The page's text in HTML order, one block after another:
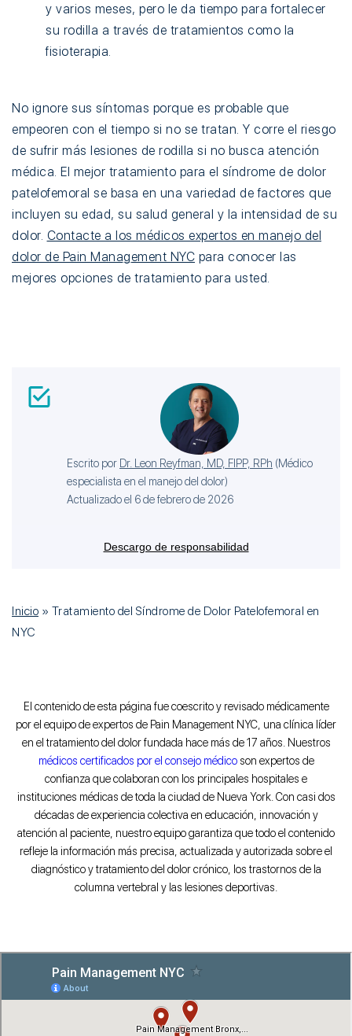
y varios meses, pero le da tiempo para fortalecer
su rodilla a través de tratamientos como la
fisioterapia.
No ignore sus síntomas porque es probable que
empeoren con el tiempo si no se tratan. Y corre el riesgo
de sufrir más lesiones de rodilla si no busca atención
médica. El mejor tratamiento para el síndrome de dolor
patelofemoral se basa en una variedad de factores que
incluyen su edad, su salud general y la intensidad de su
dolor. Contacte a los médicos expertos en manejo del
dolor de Pain Management NYC para conocer las
mejores opciones de tratamiento para usted.
Escrito por Dr. Leon Reyfman, MD, FIPP, RPh (Médico
especialista en el manejo del dolor)
Actualizado el 6 de febrero de 2026
Descargo de responsabilidad
Inicio » Tratamiento del Síndrome de Dolor Patelofemoral en
NYC
El contenido de esta página fue coescrito y revisado médicamente
por el equipo de expertos de Pain Management NYC, una clínica líder
en el tratamiento del dolor fundada hace más de 17 años. Nuestros
médicos certificados por el consejo médicoson expertos de
confianza que colaboran con los principales hospitales e
instituciones médicas de toda la ciudad de Nueva York. Con casi dos
décadas de experiencia colectiva en educación, innovación y
atención al paciente, nuestro equipo garantiza que todo el contenido
refleje la información más precisa, actualizada y autorizada sobre el
diagnóstico y tratamiento del dolor crónico, los trastornos de la
columna vertebral y las lesiones deportivas.